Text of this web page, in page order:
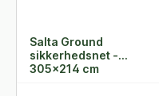
Salta Ground
sikkerhedsnet -
305x214 cm